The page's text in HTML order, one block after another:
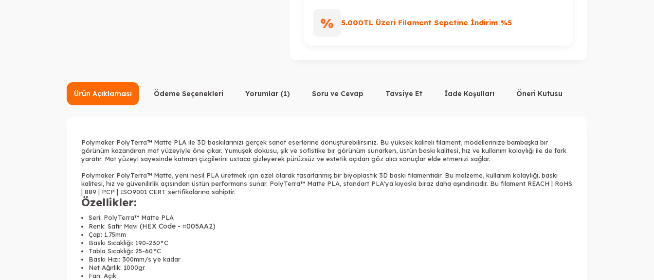
% 5.000TL Üzeri Filament Sepetine İndirim %5
Ürün Açıklaması Ödeme Seçenekleri Yorumlar (1) Soru ve Cevap Tavsiye Et İade Koşulları Öneri Kutusu
Polymaker PolyTerra™ Matte PLA ile 3D baskılarınızı gerçek sanat eserlerine dönüştürebilirsiniz. Bu yüksek kaliteli filament, modellerinize bambaşka bir
görünüm kazandıran mat yüzeyiyle öne çıkar. Yumuşak dokusu, şık ve sofistike bir görünüm sunarken, üstün baskı kalitesi, hız ve kullanım kolaylığı ile de fark
yaratır. Mat yüzeyi sayesinde katman çizgilerini ustaca gizleyerek pürüzsüz ve estetik açıdan göz alıcı sonuçlar elde etmenizi sağlar.
Polymaker PolyTerra™ Matte, yeni nesil PLA üretmek için özel olarak tasarlanmış bir biyoplastik 3D baskı filamentidir. Bu malzeme, kullanım kolaylığı, baskı
kalitesi, hız ve güvenilirlik açısından üstün performans sunar. PolyTerra™ Matte PLA, standart PLA'ya kıyasla biraz daha aşındırıcıdır. Bu filament REACH | RoHS
| 889 | PCP | ISO9001 CERT sertifikalarına sahiptir.
Özellikler:
Seri: PolyTerra™ Matte PLA
Renk: Safir Mavi (HEX Code - ⌗005AA2)
Çap: 1.75mm
Baskı Sıcaklığı: 190-230°C
Tabla Sıcaklığı: 25-60°C
Baskı Hızı: 300mm/s ye kadar
Net Ağırlık: 1000gr
Fan: Açık